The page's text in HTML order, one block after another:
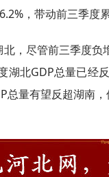
，带动前三季度
，尽管前三季度
湖北GDP总量已经
量有望反超湖南，